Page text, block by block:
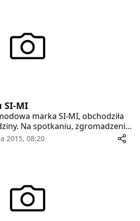
SI-MI
marka SI-MI, obchodziła
Na spotkaniu, zgromadzeni
porozmawiać o inspiracjach, a
nowości.
2015, 08:20